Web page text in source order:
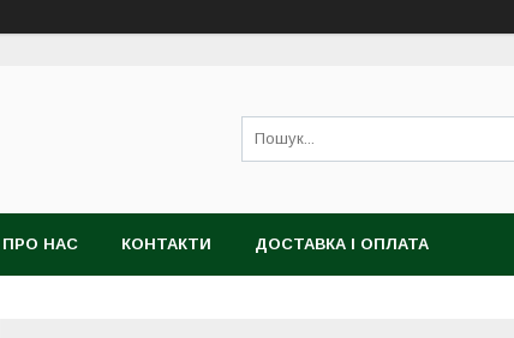
ПРО НАС КОНТАКТИ ДОСТАВКА І ОПЛАТА